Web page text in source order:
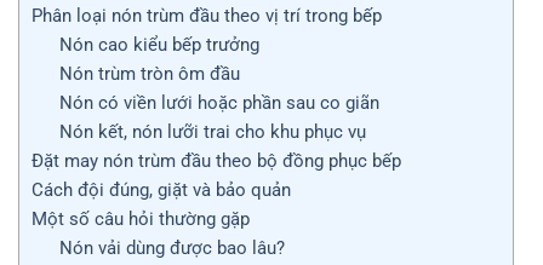
Phân loại nón trùm đầu theo vị trí trong bếp
Nón cao kiểu bếp trưởng
Nón trùm tròn ôm đầu
Nón có viền lưới hoặc phần sau co giãn
Nón kết, nón lưỡi trai cho khu phục vụ
Đặt may nón trùm đầu theo bộ đồng phục bếp
Cách đội đúng, giặt và bảo quản
Một số câu hỏi thường gặp
Nón vải dùng được bao lâu?